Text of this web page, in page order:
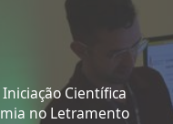
Científica
no Letramento